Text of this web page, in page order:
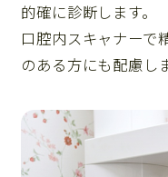
的確に診断します。
口腔内スキャナーで
のある方にも配慮し